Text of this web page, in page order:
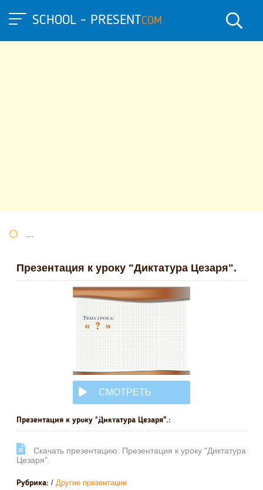
SCHOOL - PRESENTCOM
Презентация к уроку "Диктатура Цезаря".
СМОТРЕТЬ
ОНЛАЙН
Презентация к уроку "Диктатура Цезаря".:
Cкачать презентацию: Презентация к уроку "Диктатура
Цезаря".
Рубрика: / Другие презентации